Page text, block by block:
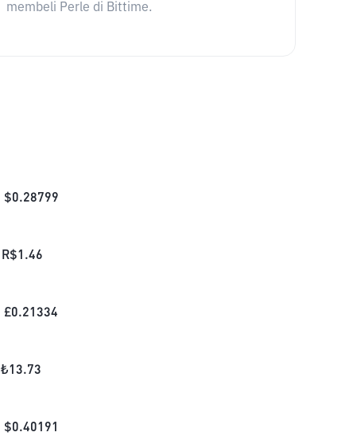
membeli Perle di Bittime.
$0.28799
R$1.46
£0.21334
₺13.73
$0.40191